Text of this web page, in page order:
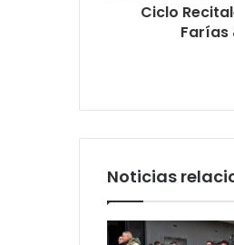
Ciclo
Farías
Noticias